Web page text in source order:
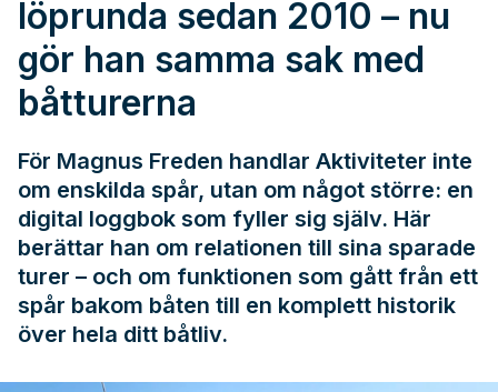
löprunda sedan 2010 – nu
gör han samma sak med
båtturerna
För Magnus Freden handlar Aktiviteter inte
om enskilda spår, utan om något större: en
digital loggbok som fyller sig själv. Här
berättar han om relationen till sina sparade
turer – och om funktionen som gått från ett
spår bakom båten till en komplett historik
över hela ditt båtliv.